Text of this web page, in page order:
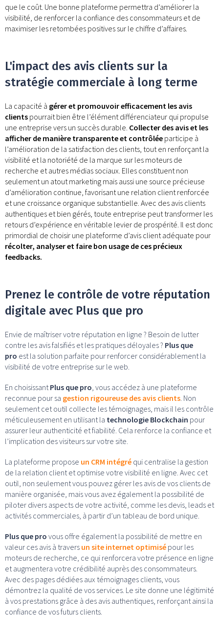
que le coût. Une bonne plateforme permettra d’améliorer la
visibilité, de renforcer la confiance des consommateurs et de
maximiser les retombées positives sur le chiffre d’affaires.
L'impact des avis clients sur la
stratégie commerciale à long terme
La capacité à gérer et promouvoir efficacement les avis
clients pourrait bien être l’élément différenciateur qui propulse
une entreprise vers un succès durable. Collecter des avis et les
afficher de manière transparente et contrôlée participe à
l’amélioration de la satisfaction des clients, tout en renforçant la
visibilité et la notoriété de la marque sur les moteurs de
recherche et autres médias sociaux. Elles constituent non
seulement un atout marketing mais aussi une source précieuse
d’amélioration continue, favorisant une relation client renforcée
et une croissance organique substantielle. Avec des avis clients
authentiques et bien gérés, toute entreprise peut transformer les
retours d’expérience en véritable levier de prospérité. Il est donc
primordial de choisir une plateforme d’avis client adéquate pour
récolter, analyser et faire bon usage de ces précieux
feedbacks.
Prenez le contrôle de votre réputation
digitale avec Plus que pro
Envie de maîtriser votre réputation en ligne ? Besoin de lutter
contre les avis falsifiés et les pratiques déloyales ? Plus que
pro est la solution parfaite pour renforcer considérablement la
visibilité de votre entreprise sur le web.
En choisissant Plus que pro , vous accédez à une plateforme
reconnue pour sa gestion rigoureuse des avis clients . Non
seulement cet outil collecte les témoignages, mais il les contrôle
méticuleusement en utilisant la technologie Blockchain pour
assurer leur authenticité et fiabilité. Cela renforce la confiance et
l’implication des visiteurs sur votre site.
La plateforme propose un CRM intégré qui centralise la gestion
de la relation client et optimise votre visibilité en ligne. Avec cet
outil, non seulement vous pouvez gérer les avis de vos clients de
manière organisée, mais vous avez également la possibilité de
piloter divers aspects de votre activité, comme les devis, leads et
activités commerciales, à partir d’un tableau de bord unique.
Plus que pro vous offre également la possibilité de mettre en
valeur ces avis à travers un site internet optimisé pour les
moteurs de recherche, ce qui renforcera votre présence en ligne
et augmentera votre crédibilité auprès des consommateurs.
Avec des pages dédiées aux témoignages clients, vous
démontrez la qualité de vos services. Le site donne une légitimité
à vos prestations grâce à des avis authentiques, renforçant ainsi la
confiance de vos futurs clients.